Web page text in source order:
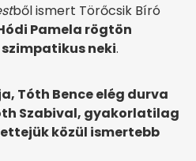
ből ismert Törőcsik Bíró
Pamela rögtön
neki.
Tóth Bence elég durva
Szabival, gyakorlatilag
közül ismertebb